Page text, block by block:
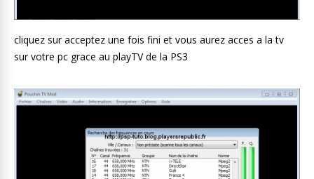
cliquez sur acceptez une fois fini et vous aurez acces a la tv
sur votre pc grace au playTV de la PS3